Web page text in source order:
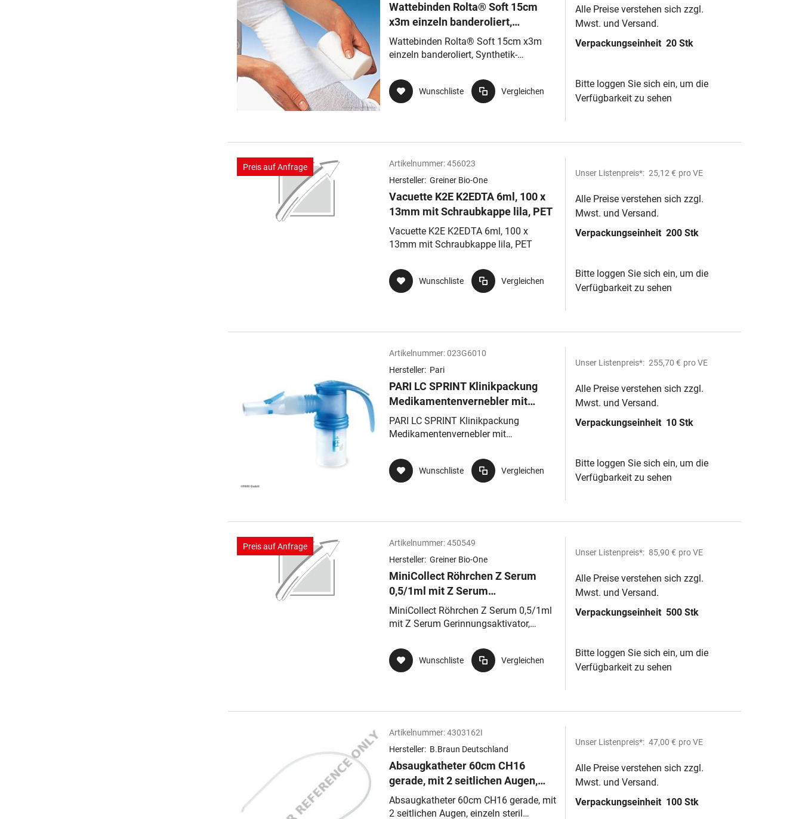
Wattebinden Rolta® Soft 15cm
x3m einzeln banderoliert,
Synthetik-Wattebinden aus nicht
saugenden gekräuselten
Wattebinden Rolta® Soft 15cm x3m
einzeln banderoliert, Synthetik-
gekräuselten Polyester
Wunschliste Vergleichen
Alle Preise verstehen sich zzgl.
Mwst. und Versand.
Verpackungseinheit 20 Stk
Bitte loggen Sie sich ein, um die
Verfügbarkeit zu sehen
Preis auf Anfrage Artikelnummer:456023
Hersteller: Greiner Bio-One
Vacuette K2E K2EDTA 6ml, 100 x
13mm mit Schraubkappe lila, PET
Vacuette K2E K2EDTA 6ml, 100 x
13mm mit Schraubkappe lila, PET
Wunschliste Vergleichen
Unser Listenpreis*: 25,12 € pro VE
Alle Preise verstehen sich zzgl.
Mwst. und Versand.
Verpackungseinheit 200 Stk
Bitte loggen Sie sich ein, um die
Verfügbarkeit zu sehen
Artikelnummer:023G6010
Hersteller: Pari
PARI LC SPRINT Klinikpackung
Medikamentenvernebler mit
Ventilsystem (Düsenaufsatz blau)
und Mundstück univeral
PARI LC SPRINT Klinikpackung
Medikamentenvernebler mit
Mundstück univeral
Wunschliste Vergleichen
Unser Listenpreis*: 255,70 € pro VE
Alle Preise verstehen sich zzgl.
Mwst. und Versand.
Verpackungseinheit 10 Stk
Bitte loggen Sie sich ein, um die
Verfügbarkeit zu sehen
Preis auf Anfrage Artikelnummer:450549
Hersteller: Greiner Bio-One
MiniCollect Röhrchen Z Serum
0,5/1ml mit Z Serum
Gerinnungsaktivator, Kappe
,Trägerröhrchen vormontiert
MiniCollect Röhrchen Z Serum 0,5/1ml
mit Z Serum Gerinnungsaktivator,
Wunschliste Vergleichen
Unser Listenpreis*: 85,90 € pro VE
Alle Preise verstehen sich zzgl.
Mwst. und Versand.
Verpackungseinheit 500 Stk
Bitte loggen Sie sich ein, um die
Verfügbarkeit zu sehen
Artikelnummer:4303162I
Hersteller: B.Braun Deutschland
Absaugkatheter 60cm CH16
gerade, mit 2 seitlichen Augen,
einzeln steril verpack
Absaugkatheter 60cm CH16 gerade, mit
2 seitlichen Augen, einzeln steril
Unser Listenpreis*: 47,00 € pro VE
Alle Preise verstehen sich zzgl.
Mwst. und Versand.
Verpackungseinheit 100 Stk